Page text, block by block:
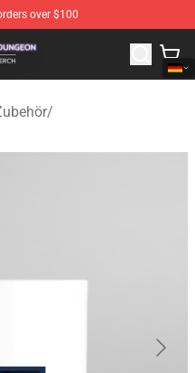
over $100
Official Die In The Dungeon
/